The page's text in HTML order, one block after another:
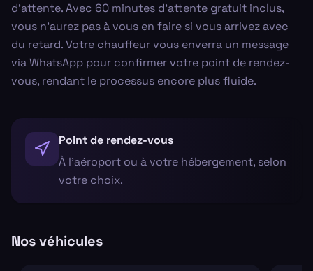
d'attente. Avec 60 minutes d'attente gratuit inclus,
vous n'aurez pas à vous en faire si vous arrivez avec
du retard. Votre chauffeur vous enverra un message
via WhatsApp pour confirmer votre point de rendez-
vous, rendant le processus encore plus fluide.
Point de rendez-vous
À l'aéroport ou à votre hébergement, selon
votre choix.
Nos véhicules